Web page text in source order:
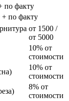
по факту
+ по факту
от 1500 /
от 5000
10% от
стоимости
10% от
стоимости
8% от
стоимости